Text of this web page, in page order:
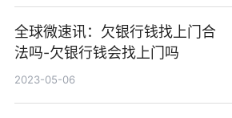
全球微速讯：欠银行钱找上门合
法吗-欠银行钱会找上门吗
2023-05-06